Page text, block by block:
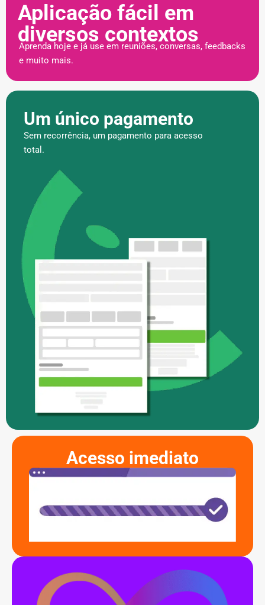
Aplicação fácil em
diversos contextos
Aprenda hoje e já use em reuniões, conversas, feedbacks
e muito mais.
Um único pagamento
Sem recorrência, um pagamento para acesso
total.
Acesso imediato